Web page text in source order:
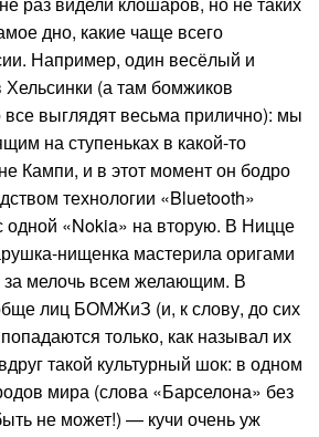
дно, какие чаще всего
Например, один весёлый и
(а там бомжиков
выглядят весьма прилично): мы
на ступеньках в какой-то
Кампи, и в этот момент он бодро
технологии «Bluetooth»
одной «Nokia» на вторую. В Ницце
нищенка мастерила оригами
за мелочь всем желающим. В
лиц БОМЖиЗ (и, к слову, до сих
только, как называл их
такой культурный шок: в одном
мира (слова «Барселона» без
не может!) — кучи очень уж